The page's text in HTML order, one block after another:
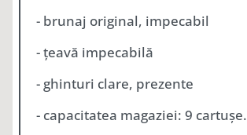
- brunaj original, impecabil
- țeavă impecabilă
- ghinturi clare, prezente
- capacitatea magaziei: 9 cartușe.